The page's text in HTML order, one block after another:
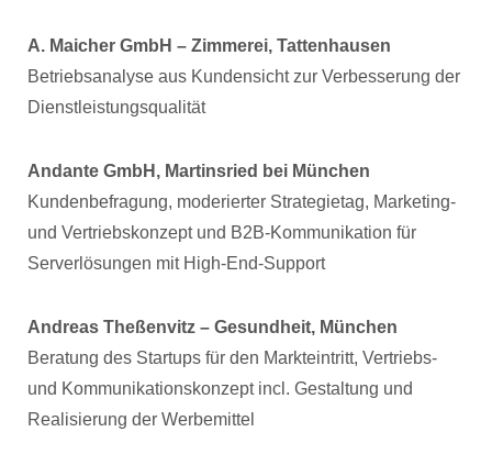
A. Maicher GmbH – Zimmerei, Tattenhausen
Betriebsanalyse aus Kundensicht zur Verbesserung der
Dienstleistungsqualität
Andante GmbH, Martinsried bei München
Kundenbefragung, moderierter Strategietag, Marketing-
und Vertriebskonzept und B2B-Kommunikation für
Serverlösungen mit High-End-Support
Andreas Theßenvitz – Gesundheit, München
Beratung des Startups für den Markteintritt, Vertriebs-
und Kommunikationskonzept incl. Gestaltung und
Realisierung der Werbemittel